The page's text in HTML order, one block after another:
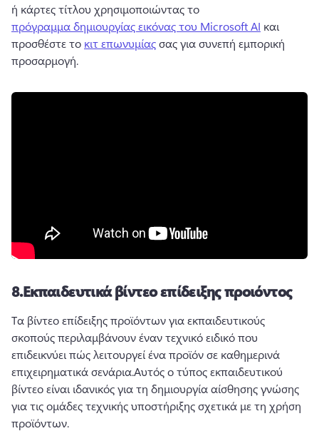
ή κάρτες τίτλου χρησιμοποιώντας το
πρόγραμμα δημιουργίας εικόνας του Microsoft AI και
προσθέστε το κιτ επωνυμίας σας για συνεπή εμπορική
προσαρμογή.
8.Εκπαιδευτικά βίντεο επίδειξης προιόντος
Τα βίντεο επίδειξης προϊόντων για εκπαιδευτικούς
σκοπούς περιλαμβάνουν έναν τεχνικό ειδικό που
επιδεικνύει πώς λειτουργεί ένα προϊόν σε καθημερινά
επιχειρηματικά σενάρια.Αυτός ο τύπος εκπαιδευτικού
βίντεο είναι ιδανικός για τη δημιουργία αίσθησης γνώσης
για τις ομάδες τεχνικής υποστήριξης σχετικά με τη χρήση
προϊόντων.